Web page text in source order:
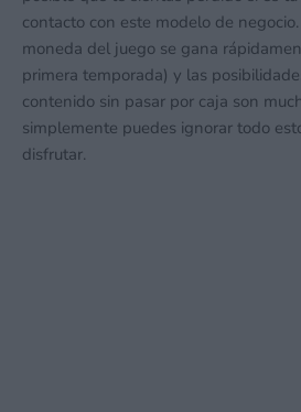
contacto con este modelo de
moneda del juego se gana
primera temporada) y las
contenido sin pasar por caja son
simplemente puedes ignorar todo
disfrutar.